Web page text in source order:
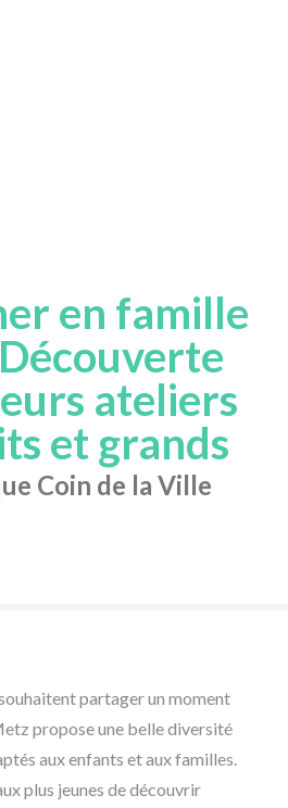
en famille
ateliers
et grands
Coin de la Ville
partager un moment
propose une belle diversité
aux enfants et aux familles.
plus jeunes de découvrir